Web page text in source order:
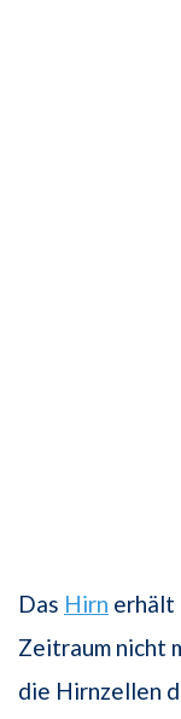
Das Hirn erhält
Zeitraum nicht
die Hirnzellen